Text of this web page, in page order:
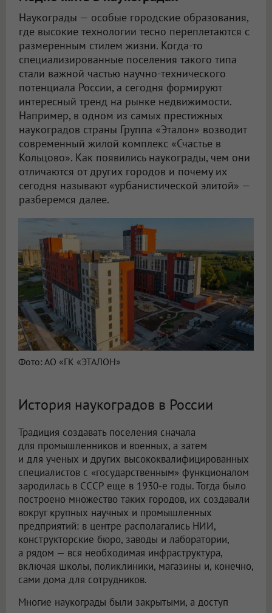
Наукограды — особые городские образования,
где высокие технологии тесно переплетаются с
размеренным стилем жизни. Когда-то
специализированные поселения такого типа
стали важной частью научно-технического
потенциала России, а сегодня формируют
интересный тренд на рынке недвижимости.
Например, в одном из самых престижных
наукоградов страны Группа «Эталон» возводит
современный жилой комплекс «Счастье в
Кольцово». Как появились наукограды, чем они
отличаются от других городов и почему их
сегодня называют «урбанистической элитой» —
разберемся далее.
Фото: АО «ГК «ЭТАЛОН»
История наукоградов в России
Традиция создавать поселения сначала
для промышленников и военных, а затем
и для ученых и других высококвалифицированных
специалистов с «государственным» функционалом
зародилась в СССР еще в 1930-е годы. Тогда было
построено множество таких городов, их создавали
вокруг крупных научных и промышленных
предприятий: в центре располагались НИИ,
конструкторские бюро, заводы и лаборатории,
а рядом — вся необходимая инфраструктура,
включая школы, поликлиники, магазины и, конечно,
сами дома для сотрудников.
Многие наукограды были закрытыми, а доступ